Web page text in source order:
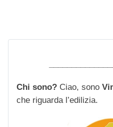
Chi sono? Ciao, sono
che riguarda l’edilizia.